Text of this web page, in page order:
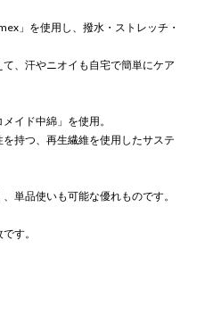
」を使用し、撥水・ストレッチ・
、汗やニオイも自宅で簡単にケア
イド中綿」を使用。
持つ、再生繊維を使用したサステ
単品使いも可能な優れものです。
す。